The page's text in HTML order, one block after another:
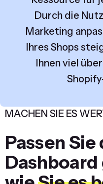
Durch die
Marketing
Ihres Shops
Ihnen viel
MACHEN SIE ES
Passen
Dashboard